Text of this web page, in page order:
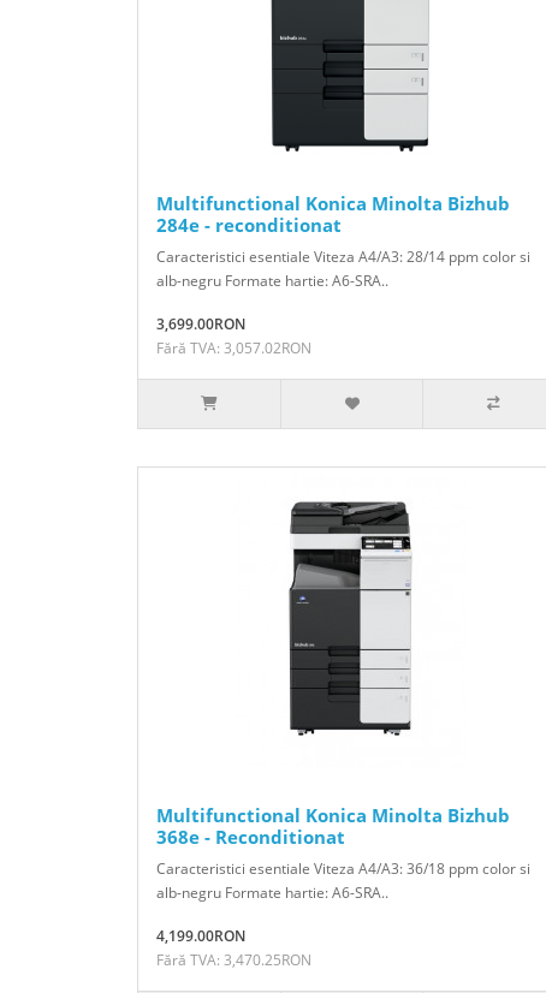
Multifunctional Konica Minolta Bizhub
284e - reconditionat
Caracteristici esentiale Viteza A4/A3: 28/14 ppm color si
alb-negru Formate hartie: A6-SRA..
3,699.00RON
Fără TVA: 3,057.02RON
Multifunctional Konica Minolta Bizhub
368e - Reconditionat
Caracteristici esentiale Viteza A4/A3: 36/18 ppm color si
alb-negru Formate hartie: A6-SRA..
4,199.00RON
Fără TVA: 3,470.25RON